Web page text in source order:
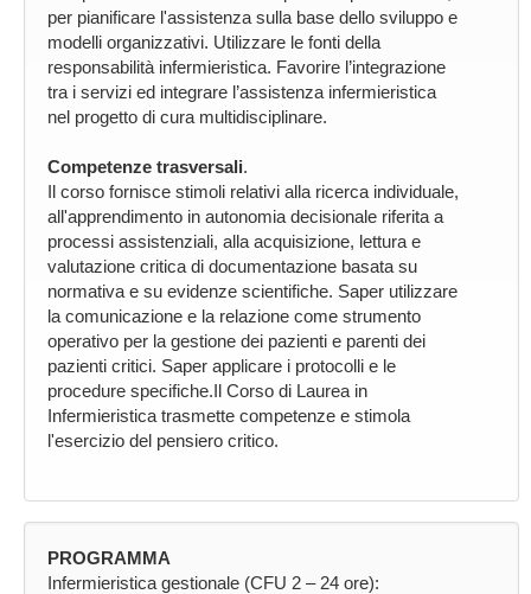
per pianificare l'assistenza sulla base dello sviluppo e
modelli organizzativi. Utilizzare le fonti della
responsabilità infermieristica. Favorire l’integrazione
tra i servizi ed integrare l’assistenza infermieristica
nel progetto di cura multidisciplinare.
Competenze trasversali.
Il corso fornisce stimoli relativi alla ricerca individuale,
all'apprendimento in autonomia decisionale riferita a
processi assistenziali, alla acquisizione, lettura e
valutazione critica di documentazione basata su
normativa e su evidenze scientifiche. Saper utilizzare
la comunicazione e la relazione come strumento
operativo per la gestione dei pazienti e parenti dei
pazienti critici. Saper applicare i protocolli e le
procedure specifiche.Il Corso di Laurea in
Infermieristica trasmette competenze e stimola
l'esercizio del pensiero critico.
PROGRAMMA
Infermieristica gestionale (CFU 2 – 24 ore):